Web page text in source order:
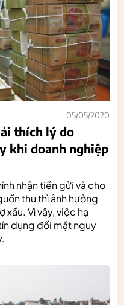
05/05/2020
thích lý do
khi doanh nghiệp
nhận tiền gửi và cho
thu thì ảnh hưởng
xấu. Vì vậy, việc hạ
dụng đối mặt nguy